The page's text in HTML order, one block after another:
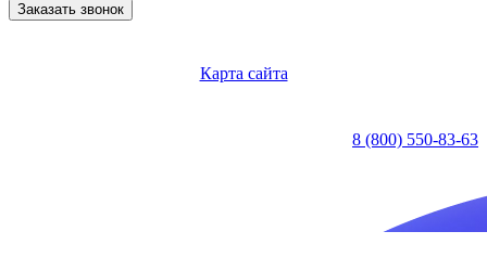
Заказать звонок
Карта сайта
8 (800) 550-83-63